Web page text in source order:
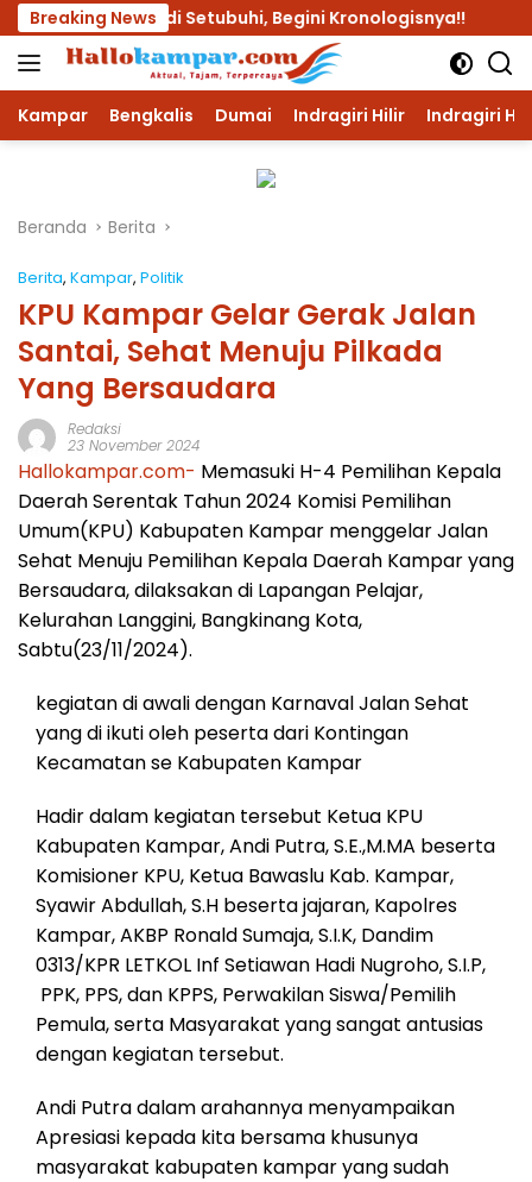
Langsung
ke
konten
Breaking News
Lalu di Setubuhi, Begini Kronologisnya!! Dua
Kampar Bengkalis Dumai Indragiri Hilir Indragiri
Beranda Berita
Berita, Kampar, Politik
KPU Kampar Gelar Gerak Jalan
Santai, Sehat Menuju Pilkada
Yang Bersaudara
Redaksi
23 November 2024
Hallokampar.com- Memasuki H-4 Pemilihan Kepala
Daerah Serentak Tahun 2024 Komisi Pemilihan
Umum(KPU) Kabupaten Kampar menggelar Jalan
Sehat Menuju Pemilihan Kepala Daerah Kampar yang
Bersaudara, dilaksakan di Lapangan Pelajar,
Kelurahan Langgini, Bangkinang Kota,
Sabtu(23/11/2024).
kegiatan di awali dengan Karnaval Jalan Sehat
yang di ikuti oleh peserta dari Kontingan
Kecamatan se Kabupaten Kampar
Hadir dalam kegiatan tersebut Ketua KPU
Kabupaten Kampar, Andi Putra, S.E.,M.MA beserta
Komisioner KPU, Ketua Bawaslu Kab. Kampar,
Syawir Abdullah, S.H beserta jajaran, Kapolres
Kampar, AKBP Ronald Sumaja, S.I.K, Dandim
0313/KPR LETKOL Inf Setiawan Hadi Nugroho, S.I.P,
PPK, PPS, dan KPPS, Perwakilan Siswa/Pemilih
Pemula, serta Masyarakat yang sangat antusias
dengan kegiatan tersebut.
Andi Putra dalam arahannya menyampaikan
Apresiasi kepada kita bersama khusunya
masyarakat kabupaten kampar yang sudah